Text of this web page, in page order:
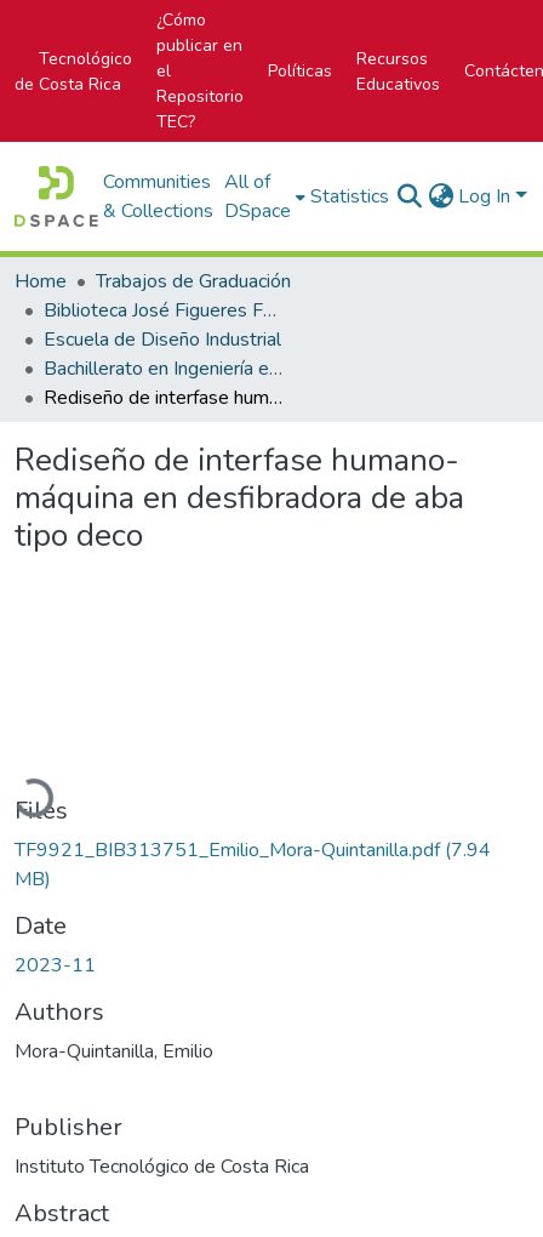
Tecnológico
de Costa Rica
¿Cómo
publicar en
el
Repositorio
TEC?
Políticas
Recursos
Educativos
Communities
& Collections
All of
DSpace
Statistics Log In
Home
Trabajos de Graduación
Biblioteca José Figueres Ferrer
Escuela de Diseño Industrial
Bachillerato en Ingeniería en Diseño Industrial
Rediseño de interfase humano-máquina en desfibradora de aba tipo deco
Rediseño de interfase humano-
máquina en desfibradora de aba
tipo deco
Loading...
Files
TF9921_BIB313751_Emilio_Mora-Quintanilla.pdf(7.94
MB)
Date
2023-11
Authors
Mora-Quintanilla, Emilio
Publisher
Instituto Tecnológico de Costa Rica
Abstract